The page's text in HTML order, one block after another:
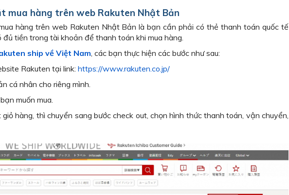
mua hàng trên web Rakuten Nhật Bản
hàng trên web Rakuten Nhật Bản là bạn cần phải có thẻ thanh toán quốc tế
tiền trong tài khoản để thanh toán khi mua hàng.
ship về Việt Nam , các bạn thực hiện các bước như sau:
Rakuten tại link: https://www.rakuten.co.jp/
cá nhân cho riêng mình.
muốn mua.
hàng, thì chuyển sang bước check out, chọn hình thức thanh toán, vận chuyển,